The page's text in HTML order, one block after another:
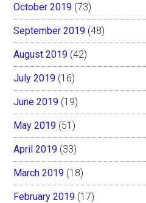
October 2019 (73)
September 2019 (48)
August 2019 (42)
July 2019 (16)
June 2019 (19)
May 2019 (51)
April 2019 (33)
March 2019 (18)
February 2019 (17)